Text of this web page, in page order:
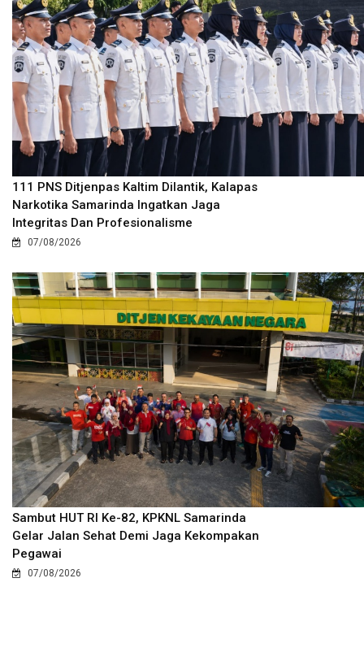
111 PNS Ditjenpas Kaltim Dilantik, Kalapas
Narkotika Samarinda Ingatkan Jaga
Integritas Dan Profesionalisme
07/08/2026
Sambut HUT RI Ke-82, KPKNL Samarinda
Gelar Jalan Sehat Demi Jaga Kekompakan
Pegawai
07/08/2026